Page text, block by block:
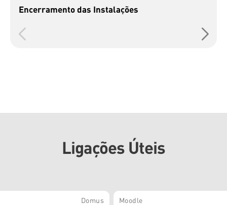
Encerramento das Instalações
Ligações Úteis
Domus Moodle